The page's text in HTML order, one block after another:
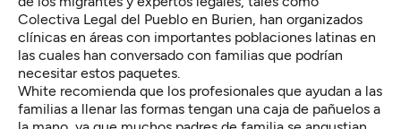
Colectiva Legal del Pueblo en Burien, han organizados
clínicas en áreas con importantes poblaciones latinas en
las cuales han conversado con familias que podrían
necesitar estos paquetes.
White recomienda que los profesionales que ayudan a las
familias a llenar las formas tengan una caja de pañuelos a